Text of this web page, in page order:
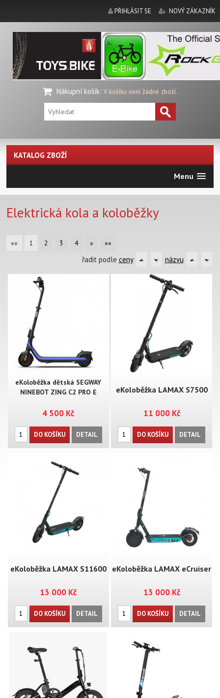
PŘIHLÁSIT SE NOVÝ ZÁKAZNÍK
Nákupní košík: V košíku není žádné zboží.
KATALOG ZBOŽÍ
Menu
Elektrická kola a koloběžky
«« 1 2 3 4 » »»
řadit podle ceny názvu
eKoloběžka dětská SEGWAY
NINEBOT ZING C2 PRO E
4 500 Kč
DO KOŠÍKU DETAIL
eKoloběžka LAMAX S7500
Plus
11 000 Kč
DO KOŠÍKU DETAIL
eKoloběžka LAMAX S11600
13 000 Kč
DO KOŠÍKU DETAIL
eKoloběžka LAMAX eCruiser
SC30
13 000 Kč
DO KOŠÍKU DETAIL